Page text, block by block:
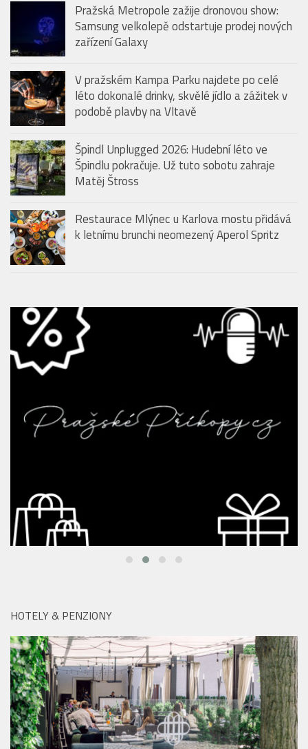
Pražská Metropole zažije dronovou show:
Samsung velkolepě odstartuje prodej nových
zařízení Galaxy
V pražském Kampa Parku najdete po celé
léto dokonalé drinky, skvělé jídlo a zážitek v
podobě plavby na Vltavě
Špindl Unplugged 2026: Hudební léto ve
Špindlu pokračuje. Už tuto sobotu zahraje
Matěj Štross
Restaurace Mlýnec u Karlova mostu přidává
k letnímu brunchi neomezený Aperol Spritz
HOTELY & PENZIONY
Hotel Mandarin Oriental na pražské Kampě:
Monastiq BBQ Brunch láká na grilované speciality i